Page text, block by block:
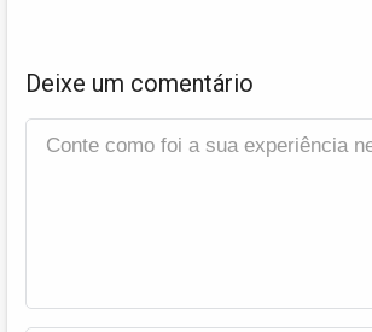
Deixe um comentário